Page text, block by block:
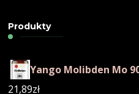
Produkty
Yango Molibden Mo
21,89zł